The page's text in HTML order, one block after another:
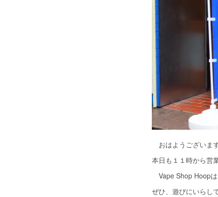
おはようございま
本日も１１時から営
Vape Shop Hoop
ぜひ、遊びにいらし